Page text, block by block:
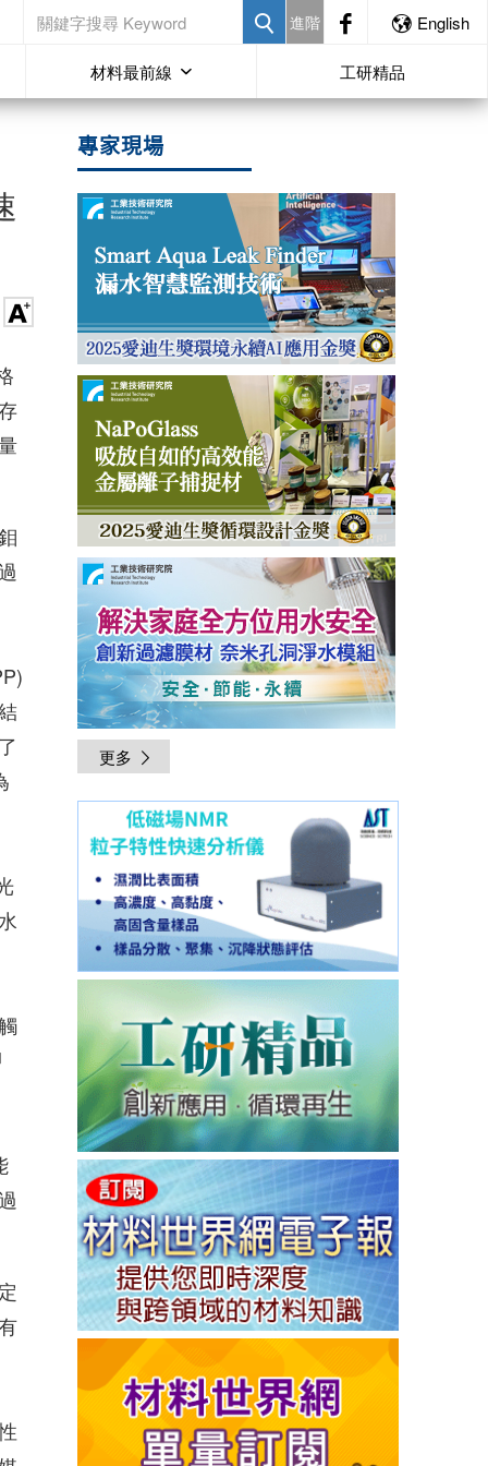
進階 English
材料最前線 工研精品
專家現場
更多